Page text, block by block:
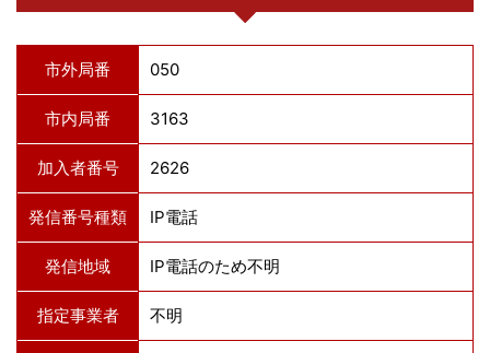
市外局番 050
市内局番 3163
加入者番号 2626
発信番号種類 IP電話
発信地域 IP電話のため不明
指定事業者 不明